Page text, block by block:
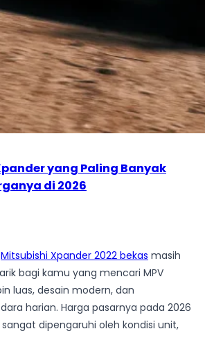
yang Paling Banyak
di 2026
Mitsubishi Xpander 2022 bekas masih
bagi kamu yang mencari MPV
luas, desain modern, dan
harian. Harga pasarnya pada 2026
dipengaruhi oleh kondisi unit,